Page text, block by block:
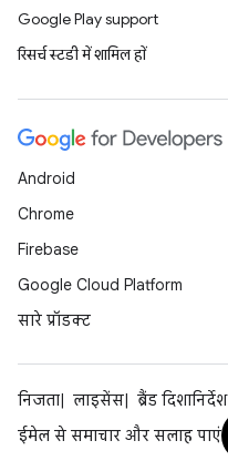
Google Play support
रिसर्च स्टडी में शामिल हों
Android
Chrome
Firebase
Google Cloud Platform
सारे प्रॉडक्ट
निजता लाइसेंस ब्रैंड दिशानिर्देश
ईमेल से समाचार और सलाह पाएं